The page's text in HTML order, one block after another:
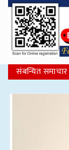
संबन्धित समाचार